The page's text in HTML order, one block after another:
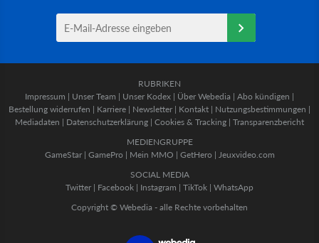
RUBRIKEN
Impressum | Unser Team | Unser Kodex | Über Webedia | Abo kündigen |
Bestellung widerrufen | Karriere | Newsletter | Kontakt | Nutzungsbestimmungen |
Mediadaten | Datenschutzerklärung | Cookies & Tracking | Transparenzbericht
MEDIENGRUPPE
GameStar| GamePro | Mein MMO | GetHero | Jeuxvideo.com
SOCIAL MEDIA
Twitter | Facebook | Instagram | TikTok | WhatsApp
Copyright © Webedia - alle Rechte vorbehalten